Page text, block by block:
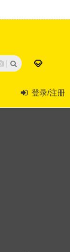
登录/注册